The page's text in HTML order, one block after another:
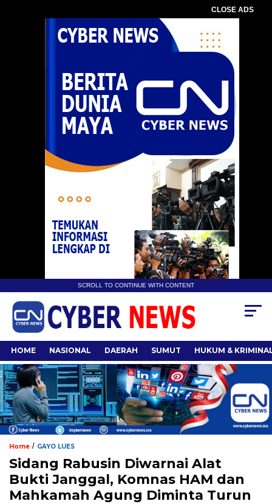
CLOSE ADS
SCROLL TO CONTINUE WITH CONTENT
HOME NASIONAL DAERAH SUMUT HUKUM &
Home / GAYO LUES
Sidang Rabusin Diwarnai Alat
Bukti Janggal, Komnas HAM dan
Mahkamah Agung Diminta Turun